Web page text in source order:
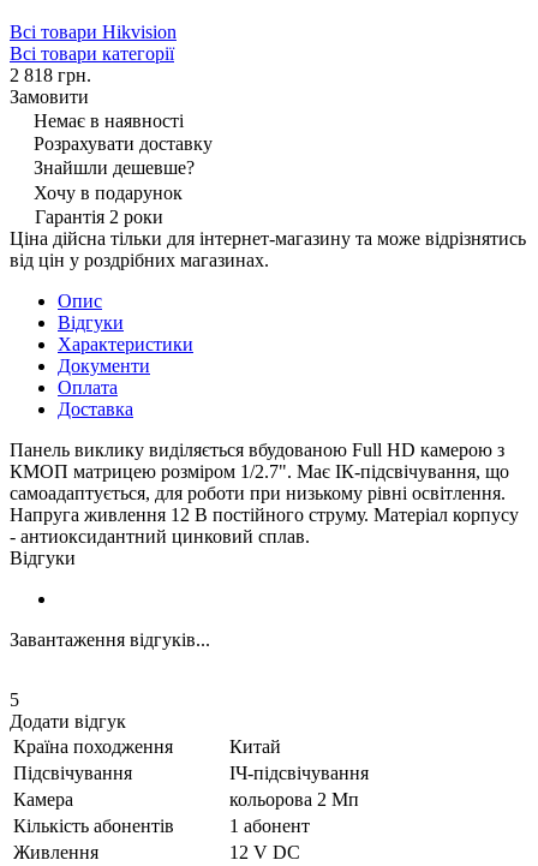
Всі товари Hikvision
Всі товари категорії
2 818 грн.
Замовити
Немає в наявності
Розрахувати доставку
Знайшли дешевше?
Хочу в подарунок
Гарантія 2 роки
Ціна дійсна тільки для інтернет-магазину та може відрізнятись
від цін у роздрібних магазинах.
Опис
Відгуки
Характеристики
Документи
Оплата
Доставка
Панель виклику виділяється вбудованою Full HD камерою з
КМОП матрицею розміром 1/2.7". Має ІК-підсвічування, що
самоадаптується, для роботи при низькому рівні освітлення.
Напруга живлення 12 В постійного струму. Матеріал корпусу
- антиоксидантний цинковий сплав.
Відгуки
Завантаження відгуків...
5
Додати відгук
Країна походження
Китай
Підсвічування
ІЧ-підсвічування
Камера
кольорова 2 Мп
Кількість абонентів
1 абонент
Живлення
12 V DC